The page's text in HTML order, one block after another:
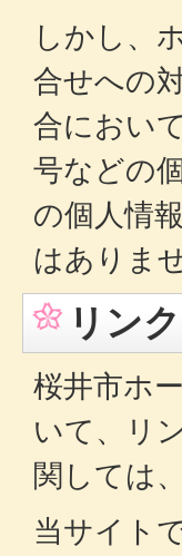
しかし、
合せへの
合におい
号などの
の個人情
はありま
リン
桜井市ホ
いて、リ
関しては
当サイト